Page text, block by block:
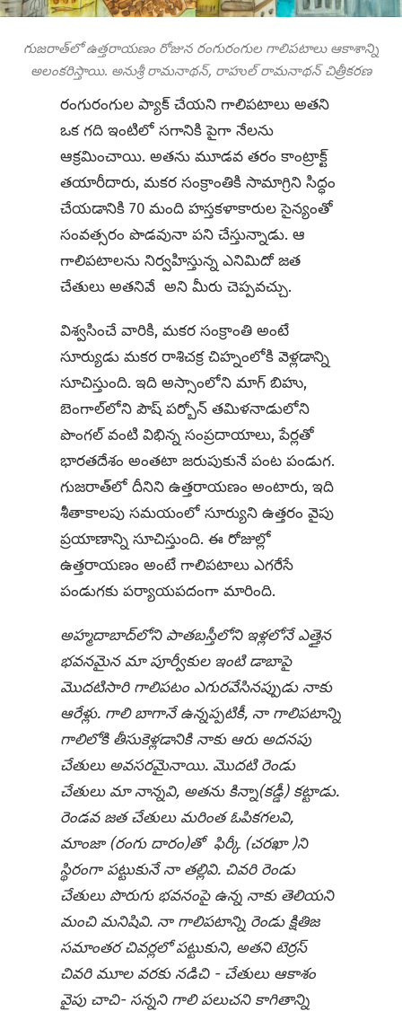
గుజరాత్‌లో ఉత్తరాయణం రోజున రంగురంగుల గాలిపటాలు ఆకాశాన్ని
అలంకరిస్తాయి. అనుశ్రీ రామనాథన్, రాహుల్ రామనాథన్ చిత్రీకరణ
రంగురంగుల ప్యాక్ చేయని గాలిపటాలు అతని
ఒక గది ఇంటిలో సగానికి పైగా నేలను
ఆక్రమించాయి. అతను మూడవ తరం కాంట్రాక్ట్
తయారీదారు, మకర సంక్రాంతికి సామాగ్రిని సిద్ధం
చేయడానికి 70 మంది హస్తకళాకారుల సైన్యంతో
సంవత్సరం పొడవునా పని చేస్తున్నాడు. ఆ
గాలిపటాలను నిర్వహిస్తున్న ఎనిమిదో జత
చేతులు అతనివే అని మీరు చెప్పవచ్చు.
విశ్వసించే వారికి, మకర సంక్రాంతి అంటే
సూర్యుడు మకర రాశిచక్ర చిహ్నంలోకి వెళ్లడాన్ని
సూచిస్తుంది. ఇది అస్సాంలోని మాగ్ బిహు,
బెంగాల్‌లోని పౌష్ పర్బోన్ తమిళనాడులోని
పొంగల్ వంటి విభిన్న సంప్రదాయాలు, పేర్లతో
భారతదేశం అంతటా జరుపుకునే పంట పండుగ.
గుజరాత్‌లో దీనిని ఉత్తరాయణం అంటారు, ఇది
శీతాకాలపు సమయంలో సూర్యుని ఉత్తరం వైపు
ప్రయాణాన్ని సూచిస్తుంది. ఈ రోజుల్లో
ఉత్తరాయణం అంటే గాలిపటాలు ఎగరేసే
పండుగకు పర్యాయపదంగా మారింది.
అహ్మదాబాద్‌లోని పాతబస్తీలోని ఇళ్లలోనే ఎత్తైన
భవనమైన మా పూర్వీకుల ఇంటి డాబాపై
మొదటిసారి గాలిపటం ఎగురవేసినప్పుడు నాకు
ఆరేళ్లు. గాలి బాగానే ఉన్నప్పటికీ, నా గాలిపటాన్ని
గాలిలోకి తీసుకెళ్లడానికి నాకు ఆరు అదనపు
చేతులు అవసరమైనాయి. మొదటి రెండు
చేతులు మా నాన్నవి, అతను కిన్నా(కడ్డీ) కట్టాడు.
రెండవ జత చేతులు మరింత ఓపికగలవి,
మాంజా (రంగు దారం)తో ఫిర్కీ (చరఖా )ని
స్థిరంగా పట్టుకునే నా తల్లివి. చివరి రెండు
చేతులు పొరుగు భవనంపై ఉన్న నాకు తెలియని
మంచి మనిషివి. నా గాలిపటాన్ని రెండు క్షితిజ
సమాంతర చివర్లలో పట్టుకుని, అతని టెర్రస్
చివరి మూల వరకు నడిచి - చేతులు ఆకాశం
వైపు చాచి- సన్నని గాలి పలుచని కాగితాన్ని